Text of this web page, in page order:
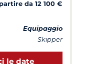
da 12 100 €
Equipaggio
Skipper
le date